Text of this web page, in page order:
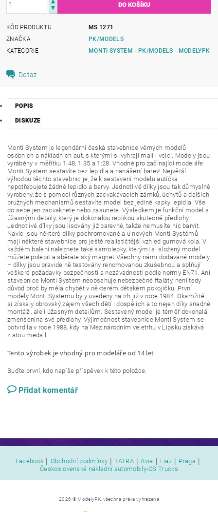
KÓD PRODUKTU
MS 1271
ZNAČKA
PK/MODELS
KATEGORIE
MONTI SYSTEM - PK/MODELS - MODELYPK
Dotaz
POPIS
DISKUZE
Monti System je legendární česká stavebnice věrných modelů
osobních a nákladních aut, s kterými si vyhrají malí i velcí. Modely jsou
vyráběny v měřítku 1:48, 1:35 a 1:28. Vhodné pro začínající modeláře.
Monti System sestavíte bez lepidla a nanášení barev! Největší
výhodou těchto stavebnic je, že k sestavení modelu autíčka
nepotřebujete žádné lepidlo a barvy. Jednotlivé dílky jsou tak důmyslně
vyrobeny, že s pomocí různých zacvakávacích zámků, úchytů a dalších
pružných mechanismů sestavíte model bez jediné kapky lepidla. Vše
do sebe jen zacvaknete nebo zasunete. Výsledkem je funkční model s
úžasnými detaily, který je dokonalou replikou skutečné předlohy.
Jednotlivé dílky jsou lisovány již barevné, takže nemusíte nic barvit.
Navíc jsou některé dílky pochromované a u nových Monti Systémů
mají některé stavebnice pro ještě realističtější vzhled gumová kola. V
každém balení naleznete také samolepky, kterými si složený model
můžete polepit a sběratelský magnet Všechny námi dodávané modely
– dílky jsou pravidelně testovány renomovanou zkušebnou a splňují
veškeré požadavky bezpečnosti a nezávadnosti podle normy EN71. Ani
stavebnice Monti System neobsahuje nebezpečné ftaláty, není tedy
důvod proč by měla chybět v některém dětském pokojíčku. První
modely Monti Systemu byly uvedeny na trh již v roce 1984. Okamžitě
si získaly obrovský zájem všech dětí i dospělích a to nejen díky snadné
montáži, ale i úžasným detailům. Sestavený model je téměř dokonalá
zmenšenina své předlohy. Výjimečnost stavebnice Monti System se
potvrdila v roce 1988, kdy na Mezinárodním veletrhu v Lipsku získává
zlatou medaili.
Tento výrobek je vhodný pro modeláře od 14 let
Buďte první, kdo napíše příspěvek k této položce.
Přidat komentář
Facebook | Obchodní podmínky | TATRA | Avia | Liaz | Praga |
Československé nákladní automobily-CS Trucks
2026 © ModelyPK, všechna práva vyhrazena